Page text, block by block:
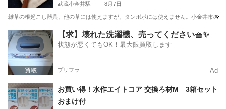
武蔵小金井駅 8月7日
雑草の根起こし器具。他の草には使えますが、タンポポには使えません。小金井市の
東京 小金井市 武蔵小金井駅 掃除用具
【求】壊れた洗濯機、売ってください🧺✨
状態が悪くてもOK！最大限買取します
プリフラ Ad
お買い得！水作エイトコア 交換ろ材M 3箱セット
おまけ付